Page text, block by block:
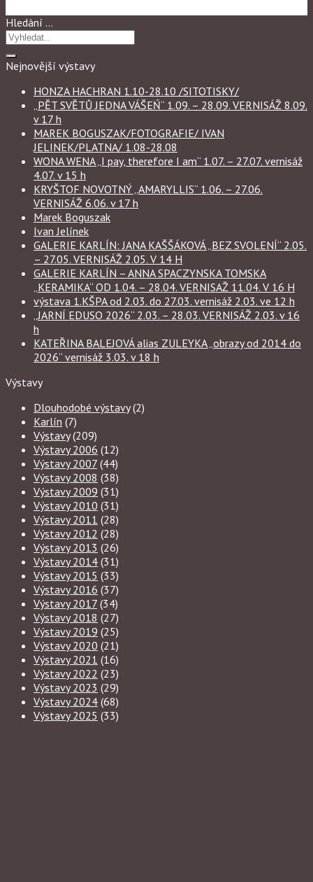
Hledání …
Nejnovější výstavy
HONZA HACHRAN 1.10-28.10 /SITOTISKY/
„PĚT SVĚTŮ JEDNA VÁŠEŃ“ 1.09. – 28.09. VERNISÁŽ 8.09.
v 17 h
MAREK BOGUSZAK/FOTOGRAFIE/ IVAN
JELINEK/PLATNA/ 1.08-28.08
WONA WENA „I pay, therefore I am“ 1.07. – 27.07. vernisáž
4.07. v 15 h
KRYŠTOF NOVOTNÝ „AMARYLLIS“ 1.06. – 27.06.
VERNISÁŽ 6.06. v 17 h
Marek Boguszak
Ivan Jelínek
GALERIE KARLÍN: JANA KAŠŠÁKOVÁ „BEZ SVOLENÍ“ 2.05.
– 27.05. VERNISÁŽ 2.05. V 14 H
GALERIE KARLÍN – ANNA SPACZYNSKA TOMSKA
„KERAMIKA“ OD 1.04. – 28.04. VERNISAŽ 11.04. V 16 H
výstava 1.KŠPA od 2.03. do 27.03. vernisáž 2.03. ve 12 h
„JARNÍ EDUSO 2026“ 2.03. – 28.03. VERNISÁŽ 2.03. v 16
h
KATEŘINA BALEJOVÁ alias ZULEYKA „obrazy od 2014 do
2026“ vernisáž 3.03. v 18 h
Výstavy
Dlouhodobé výstavy(2)
Karlín (7)
Výstavy(209)
Výstavy 2006 (12)
Výstavy 2007 (44)
Výstavy 2008 (38)
Výstavy 2009 (31)
Výstavy 2010 (31)
Výstavy 2011 (28)
Výstavy 2012 (28)
Výstavy 2013 (26)
Výstavy 2014 (31)
Výstavy 2015 (33)
Výstavy 2016 (37)
Výstavy 2017 (34)
Výstavy 2018 (27)
Výstavy 2019 (25)
Výstavy 2020 (21)
Výstavy 2021 (16)
Výstavy 2022 (23)
Výstavy 2023 (29)
Výstavy 2024 (68)
Výstavy 2025 (33)